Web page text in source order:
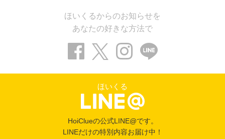
ほいくるからのお知らせを
あなたの好きな方法で
ほいくる
HoiClueの公式LINE@です。
LINEだけの特別内容お届け中！